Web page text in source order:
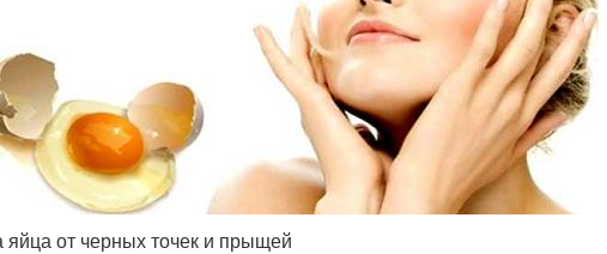
яйца от черных точек и прыщей